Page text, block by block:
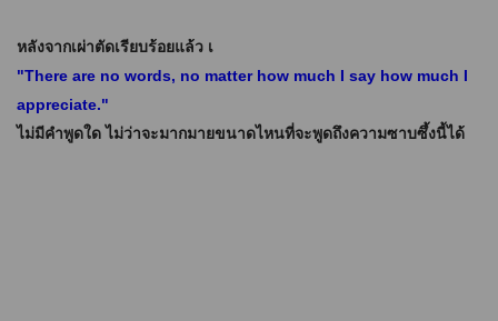
หลังจากเผ่าตัดเรียบร้อยแล้ว เ
"There are no words, no matter how much I say how much I
appreciate."
ไม่มีคำพูดใด ไม่ว่าจะมากมายขนาดไหนที่จะพูดถึงความซาบซึ้งนี้ได้